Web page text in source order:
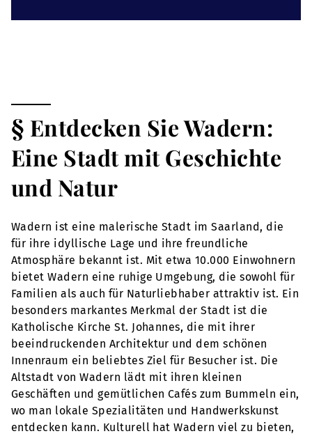
§ Entdecken Sie Wadern:
Eine Stadt mit Geschichte
und Natur
Wadern ist eine malerische Stadt im Saarland, die
für ihre idyllische Lage und ihre freundliche
Atmosphäre bekannt ist. Mit etwa 10.000 Einwohnern
bietet Wadern eine ruhige Umgebung, die sowohl für
Familien als auch für Naturliebhaber attraktiv ist. Ein
besonders markantes Merkmal der Stadt ist die
Katholische Kirche St. Johannes, die mit ihrer
beeindruckenden Architektur und dem schönen
Innenraum ein beliebtes Ziel für Besucher ist. Die
Altstadt von Wadern lädt mit ihren kleinen
Geschäften und gemütlichen Cafés zum Bummeln ein,
wo man lokale Spezialitäten und Handwerkskunst
entdecken kann. Kulturell hat Wadern viel zu bieten,